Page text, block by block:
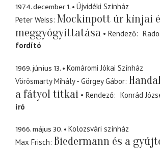
1974. december 1.
Újvidéki Színház
Peter Weiss Mockinpott úr kínjai
meggyógyíttatása
Rendező
fordító
1969. június 13.
Komáromi Jókai Színház
Vörösmarty Mihály - Görgey Gábor
a fátyol titkai
Rendező
Konrád
író
1966. május 30.
Kolozsvári színház
Max Frisch Biedermann és a